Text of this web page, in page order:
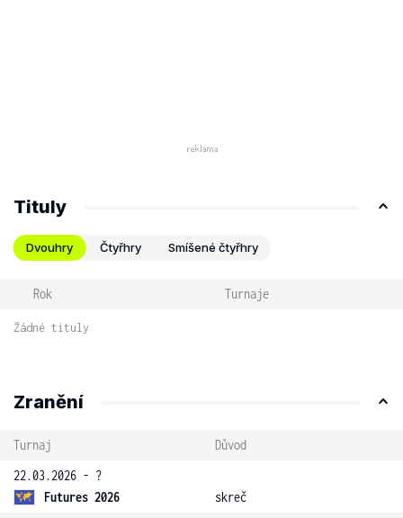
Tituly
Dvouhry Čtyřhry Smíšené čtyřhry
Rok Turnaje
Žádné tituly
Zranění
Turnaj
Důvod
22.03.2026 - ?
Futures 2026
skreč